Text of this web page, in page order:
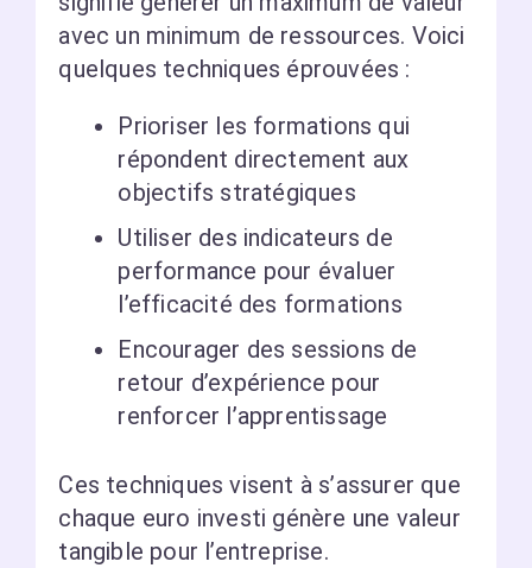
avec un minimum de ressources. Voici
quelques techniques éprouvées :
Prioriser les formations qui
répondent directement aux
objectifs stratégiques
Utiliser des indicateurs de
performance pour évaluer
l’efficacité des formations
Encourager des sessions de
retour d’expérience pour
renforcer l’apprentissage
Ces techniques visent à s’assurer que
chaque euro investi génère une valeur
tangible pour l’entreprise.